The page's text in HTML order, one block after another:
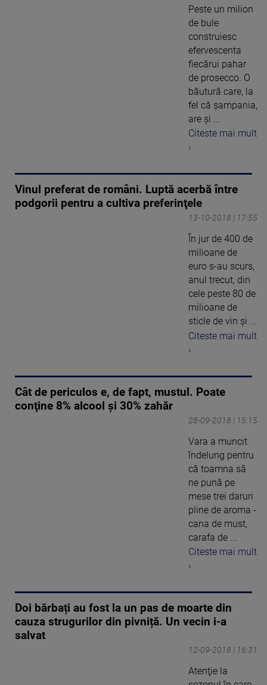
Peste un milion
de bule
construiesc
efervescenta
fiecărui pahar
de prosecco. O
băutură care, la
fel că şampania,
are şi ...
Citeste mai mult
›
Vinul preferat de români. Luptă acerbă între
podgorii pentru a cultiva preferinţele
13-10-2018 | 17:55
În jur de 400 de
milioane de
euro s-au scurs,
anul trecut, din
cele peste 80 de
milioane de
sticle de vin şi ...
Citeste mai mult
›
Cât de periculos e, de fapt, mustul. Poate
conţine 8% alcool şi 30% zahăr
28-09-2018 | 15:15
Vara a muncit
îndelung pentru
că toamna să
ne pună pe
mese trei daruri
pline de aroma -
cana de must,
carafa de ...
Citeste mai mult
›
Doi bărbați au fost la un pas de moarte din
cauza strugurilor din pivniță. Un vecin i-a
salvat
12-09-2018 | 16:31
Atenţie la